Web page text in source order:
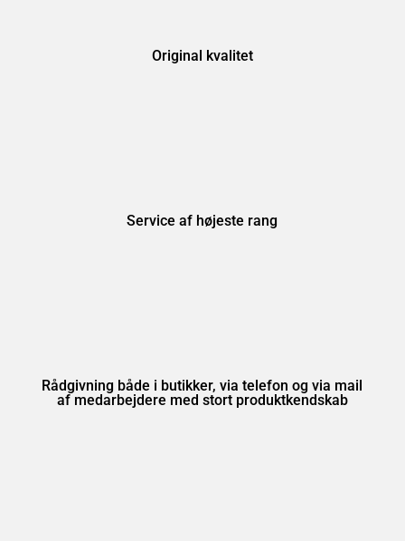
Original kvalitet
Service af højeste rang
Rådgivning både i butikker, via telefon og via mail
af medarbejdere med stort produktkendskab